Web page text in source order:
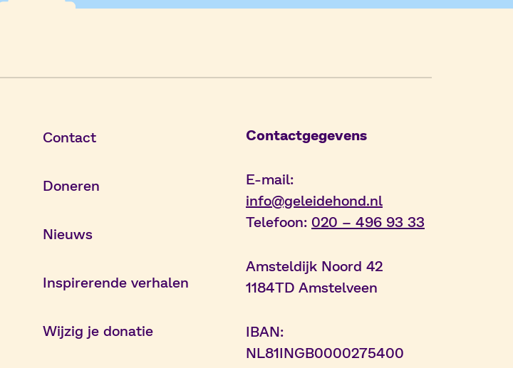
Contact
Doneren
Nieuws
Inspirerende verhalen
Wijzig je donatie
Contactgegevens
E-mail:
info@geleidehond.nl
Telefoon: 020 – 496 93 33
Amsteldijk Noord 42
1184TD Amstelveen
IBAN:
NL81INGB0000275400